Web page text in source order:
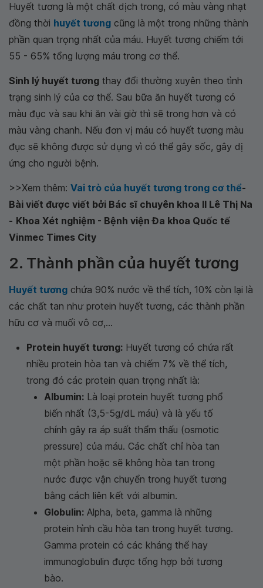
Huyết tương là một chất dịch trong, có màu vàng nhạt
đồng thời huyết tương cũng là một trong những thành
phần quan trọng nhất của máu. Huyết tương chiếm tới
55 - 65% tổng lượng máu trong cơ thể.
Sinh lý huyết tương thay đổi thường xuyên theo tình
trạng sinh lý của cơ thể. Sau bữa ăn huyết tương có
màu đục và sau khi ăn vài giờ thì sẽ trong hơn và có
màu vàng chanh. Nếu đơn vị máu có huyết tương màu
đục sẽ không được sử dụng vì có thể gây sốc, gây dị
ứng cho người bệnh.
>>Xem thêm: Vai trò của huyết tương trong cơ thể-
Bài viết được viết bởi Bác sĩ chuyên khoa II Lê Thị Na
- Khoa Xét nghiệm - Bệnh viện Đa khoa Quốc tế
Vinmec Times City
2. Thành phần của huyết tương
Huyết tương chứa 90% nước về thể tích, 10% còn lại là
các chất tan như protein huyết tương, các thành phần
hữu cơ và muối vô cơ,...
Protein huyết tương: Huyết tương có chứa rất
nhiều protein hòa tan và chiếm 7% về thể tích,
trong đó các protein quan trọng nhất là:
Albumin: Là loại protein huyết tương phổ
biến nhất (3,5-5g/dL máu) và là yếu tố
chính gây ra áp suất thẩm thấu (osmotic
pressure) của máu. Các chất chỉ hòa tan
một phần hoặc sẽ không hòa tan trong
nước được vận chuyển trong huyết tương
bằng cách liên kết với albumin.
Globulin: Alpha, beta, gamma là những
protein hình cầu hòa tan trong huyết tương.
Gamma protein có các kháng thể hay
immunoglobulin được tổng hợp bởi tương
bào.